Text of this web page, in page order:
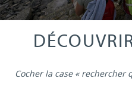
Cocher la case «